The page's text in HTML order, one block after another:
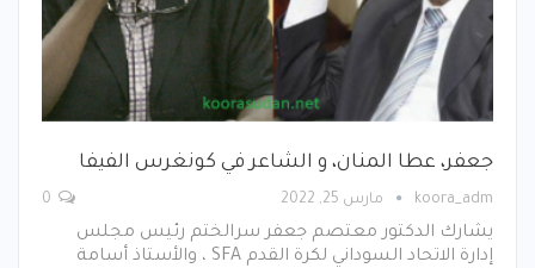
جعفر، عطا المنان، و الشاعر في كونغرس الفيفا
koora_adm مارس 25, 2022
يشارك الدكتور معتصم جعفر سرالختم رئيس مجلس
إدارة الاتحاد السوداني لكرة القدم SFA ، والأستاذ أسامة